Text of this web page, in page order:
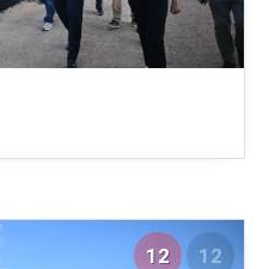
12 12